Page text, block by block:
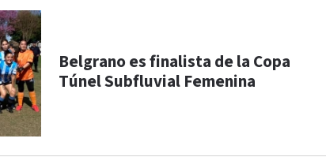
Belgrano es finalista de la Copa
Túnel Subfluvial Femenina